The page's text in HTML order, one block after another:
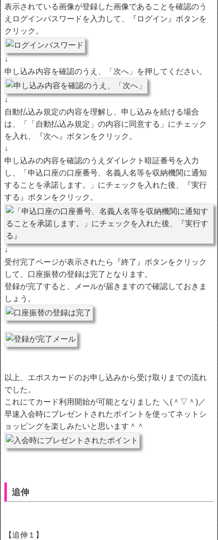
表示されている画像が登録した画像であることを確認のう
えログインパスワードを入力して、『ログイン』ボタンを
クリック。
↓
申し込み内容を確認のうえ、「次へ」を押してください。
↓
自動払込み規定の内容を理解し、申し込みを続ける場合
は、「「自動払込み規定」の内容に同意する」にチェック
を入れ、『次へ』ボタンをクリック。
↓
申し込みの内容を確認のうえダイレクト暗証番号を入力
し、「申込口座の口座番号、名義人名等を収納機関に通知
することを承諾します。」にチェックを入れた後、『実行
する』ボタンをクリック。
↓
受付完了ページが表示されたら『終了』ボタンをクリック
して、口座振替の登録は完了となります。
登録が完了すると、メールが届きますので確認しておきま
しょう。
以上、エポスカードのお申し込みから受け取りまでの流れ
でした。
これにてカード利用開始が可能となりました ＼(＾▽＾)／
早速入会時にプレゼントされたポイントを使ってネットシ
ョッピングを楽しみたいと思います＾＾
追伸
【追伸１】